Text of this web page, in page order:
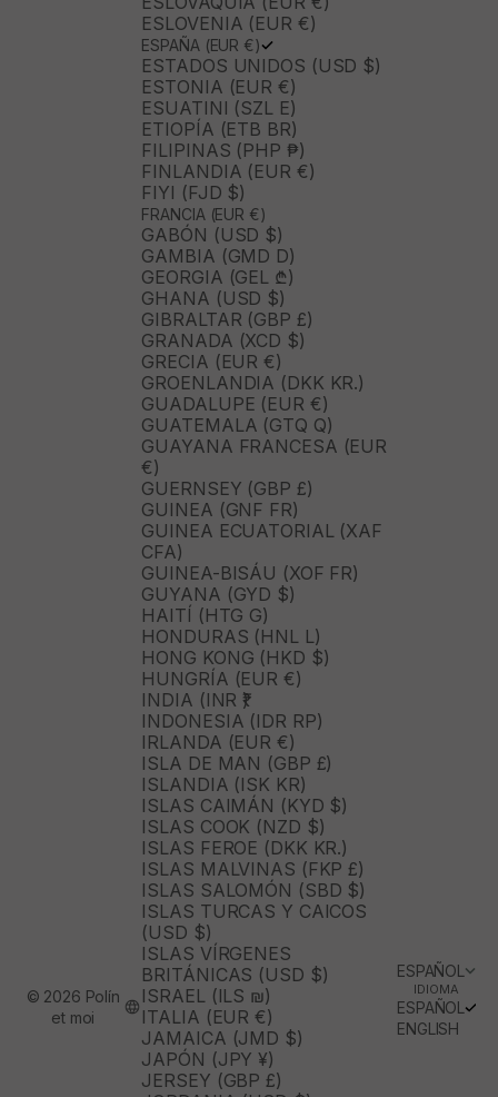
ESLOVENIA (EUR €)
ESPAÑA (EUR €)
ESTADOS UNIDOS (USD $)
ESTONIA (EUR €)
ESUATINI (SZL E)
ETIOPÍA (ETB BR)
FILIPINAS (PHP ₱)
FINLANDIA (EUR €)
FIYI (FJD $)
FRANCIA (EUR €)
GABÓN (USD $)
GAMBIA (GMD D)
GEORGIA (GEL ₾)
GHANA (USD $)
GIBRALTAR (GBP £)
GRANADA (XCD $)
GRECIA (EUR €)
GROENLANDIA (DKK KR.)
GUADALUPE (EUR €)
GUATEMALA (GTQ Q)
GUAYANA FRANCESA (EUR
€)
GUERNSEY (GBP £)
GUINEA (GNF FR)
GUINEA ECUATORIAL (XAF
CFA)
GUINEA-BISÁU (XOF FR)
GUYANA (GYD $)
HAITÍ (HTG G)
HONDURAS (HNL L)
HONG KONG (HKD $)
HUNGRÍA (EUR €)
INDIA (INR ₹)
INDONESIA (IDR RP)
IRLANDA (EUR €)
ISLA DE MAN (GBP £)
ISLANDIA (ISK KR)
ISLAS CAIMÁN (KYD $)
ISLAS COOK (NZD $)
ISLAS FEROE (DKK KR.)
ISLAS MALVINAS (FKP £)
ISLAS SALOMÓN (SBD $)
ISLAS TURCAS Y CAICOS
(USD $)
ISLAS VÍRGENES
BRITÁNICAS (USD $)
ISRAEL (ILS ₪)
ITALIA (EUR €)
JAMAICA (JMD $)
JAPÓN (JPY ¥)
JERSEY (GBP £)
ESPAÑOL
IDIOMA
ESPAÑOL
ENGLISH
© 2026 Polín
et moi